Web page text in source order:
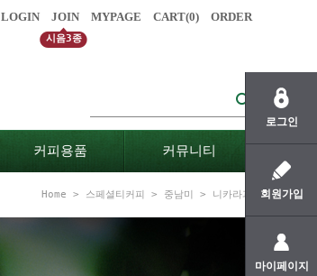
로그인
회원가입
마이페이지
LOGIN JOIN
시음3종
MYPAGE CART(0) ORDER
커피용품 커뮤니티
Home > 스페셜티커피 > 중남미 > 니카라과